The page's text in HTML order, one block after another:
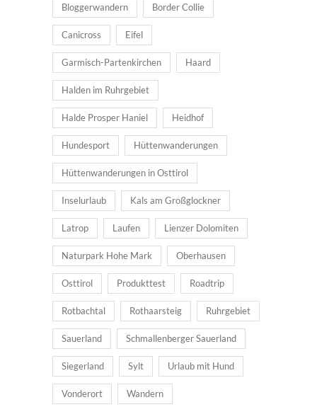
Bloggerwandern Border Collie
Canicross Eifel
Garmisch-Partenkirchen Haard
Halden im Ruhrgebiet
Halde Prosper Haniel Heidhof
Hundesport Hüttenwanderungen
Hüttenwanderungen in Osttirol
Inselurlaub Kals am Großglockner
Latrop Laufen Lienzer Dolomiten
Naturpark Hohe Mark Oberhausen
Osttirol Produkttest Roadtrip
Rotbachtal Rothaarsteig Ruhrgebiet
Sauerland Schmallenberger Sauerland
Siegerland Sylt Urlaub mit Hund
Vonderort Wandern